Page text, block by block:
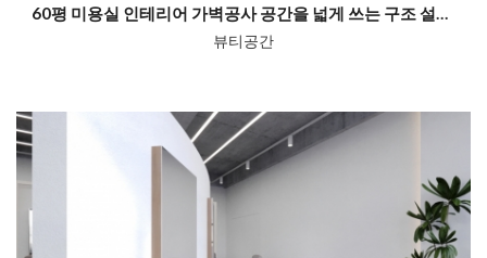
뷰티공간